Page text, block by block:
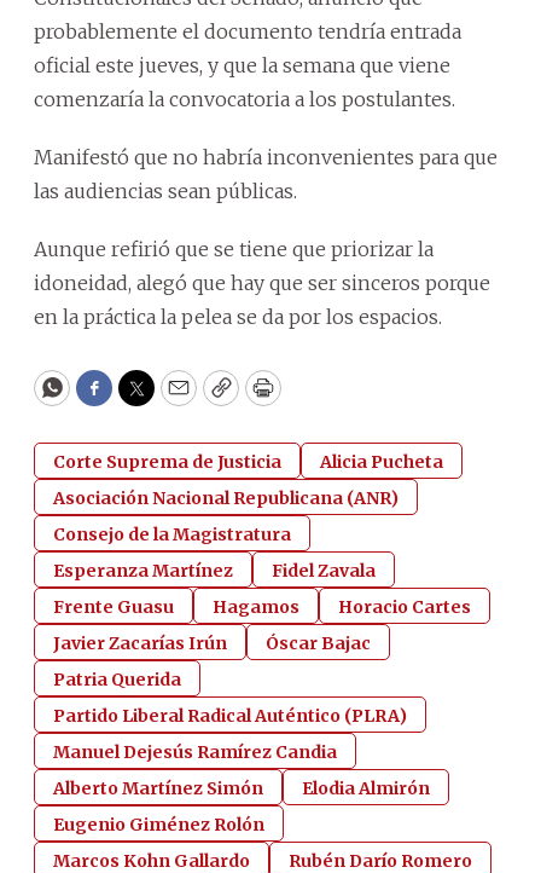
probablemente el documento tendría entrada
oficial este jueves, y que la semana que viene
comenzaría la convocatoria a los postulantes.
Manifestó que no habría inconvenientes para que
las audiencias sean públicas.
Aunque refirió que se tiene que priorizar la
idoneidad, alegó que hay que ser sinceros porque
en la práctica la pelea se da por los espacios.
WhatsApp
Facebook
Twitter
EmailCopyPrint
Corte Suprema de Justicia
Alicia Pucheta
Asociación Nacional Republicana (ANR)
Consejo de la Magistratura
Esperanza Martínez
Fidel Zavala
Frente Guasu
Hagamos
Horacio Cartes
Javier Zacarías Irún
Óscar Bajac
Patria Querida
Partido Liberal Radical Auténtico (PLRA)
Manuel Dejesús Ramírez Candia
Alberto Martínez Simón
Elodia Almirón
Eugenio Giménez Rolón
Marcos Kohn Gallardo
Rubén Darío Romero